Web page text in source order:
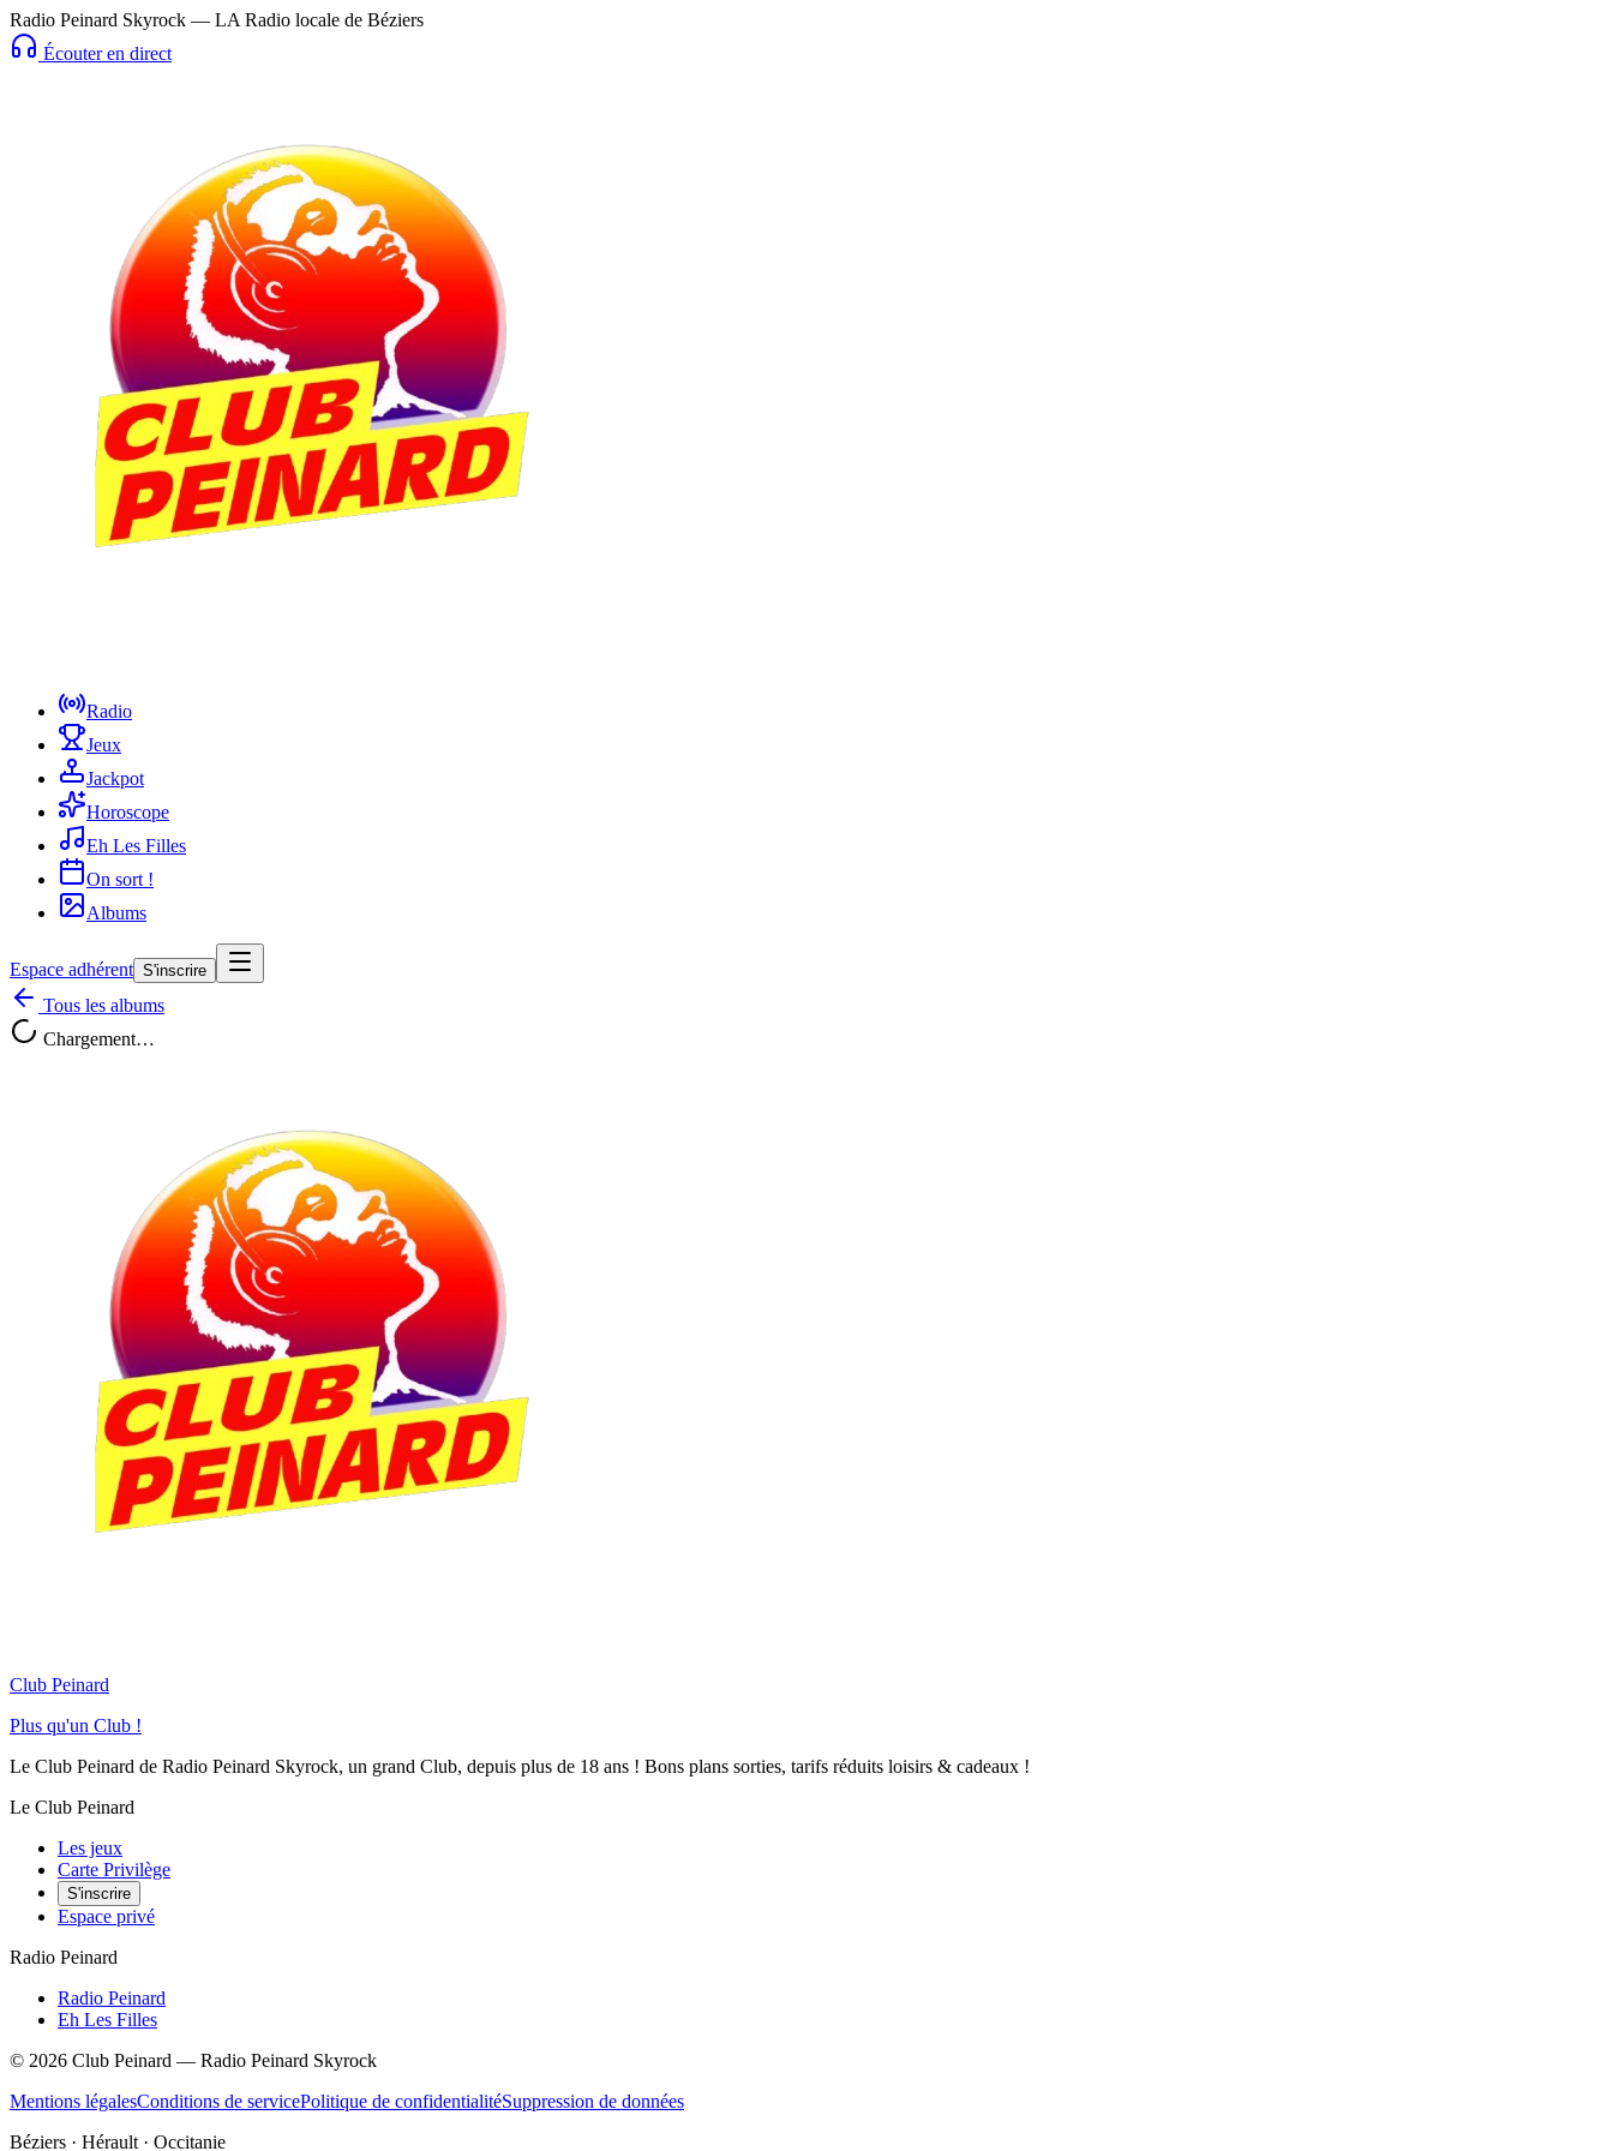
Radio Peinard Skyrock — LA Radio locale de Béziers
Écouter en direct
Radio
Jeux
Jackpot
Horoscope
Eh Les Filles
On sort !
Albums
Espace adhérent S'inscrire
Tous les albums
Chargement…
Club Peinard
Plus qu'un Club !
Le Club Peinard de Radio Peinard Skyrock, un grand Club, depuis plus de 18 ans ! Bons plans sorties, tarifs réduits loisirs & cadeaux !
Le Club Peinard
Les jeux
Carte Privilège
S'inscrire
Espace privé
Radio Peinard
Radio Peinard
Eh Les Filles
© 2026 Club Peinard — Radio Peinard Skyrock
Mentions légalesConditions de servicePolitique de confidentialitéSuppression de données
Béziers · Hérault · Occitanie